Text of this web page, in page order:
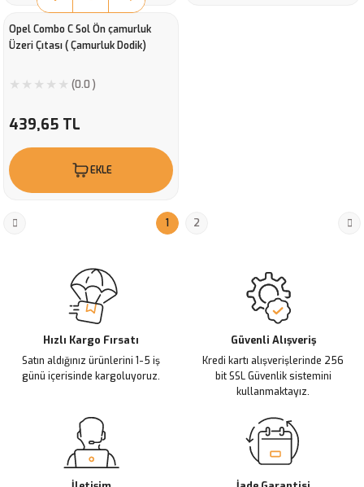
Opel Combo C Sol Ön çamurluk
Üzeri Çıtası ( Çamurluk Dodik)
(0.0 )
439,65 TL
EKLE
1 2
Hızlı Kargo Fırsatı
Satın aldığınız ürünlerini 1-5 iş
günü içerisinde kargoluyoruz.
Güvenli Alışveriş
Kredi kartı alışverişlerinde 256
bit SSL Güvenlik sistemini
kullanmaktayız.